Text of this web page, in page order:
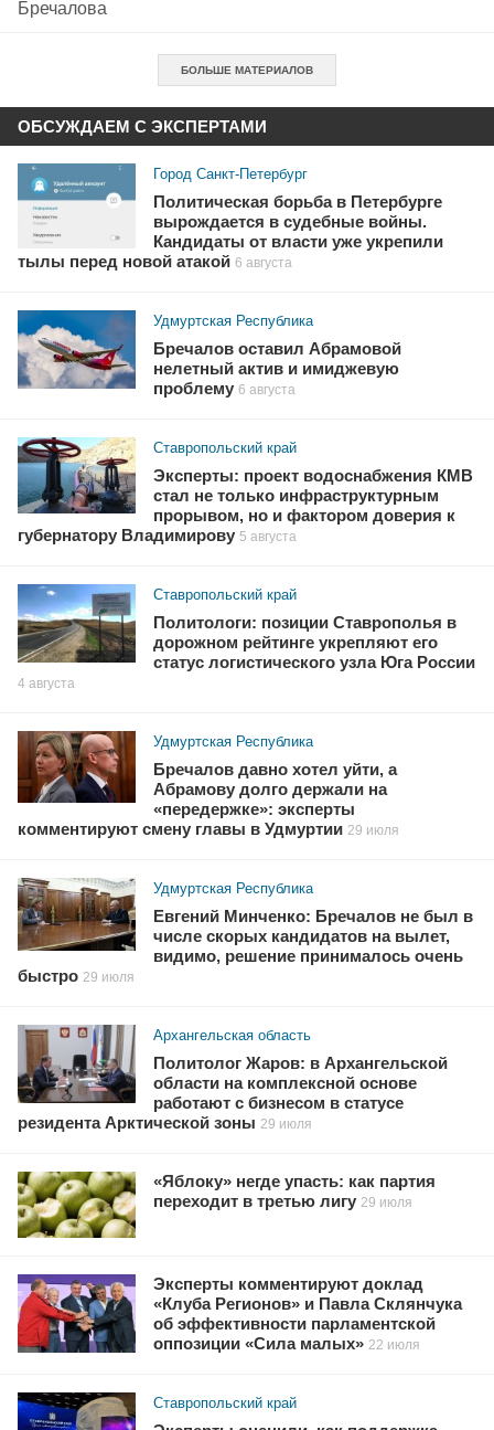
Бречалова
БОЛЬШЕ МАТЕРИАЛОВ
ОБСУЖДАЕМ С ЭКСПЕРТАМИ
Город Санкт-Петербург
Политическая борьба в Петербурге
вырождается в судебные войны.
Кандидаты от власти уже укрепили
тылы перед новой атакой 6 августа
Удмуртская Республика
Бречалов оставил Абрамовой
нелетный актив и имиджевую
проблему 6 августа
Ставропольский край
Эксперты: проект водоснабжения КМВ
стал не только инфраструктурным
прорывом, но и фактором доверия к
губернатору Владимирову 5 августа
Ставропольский край
Политологи: позиции Ставрополья в
дорожном рейтинге укрепляют его
статус логистического узла Юга России
4 августа
Удмуртская Республика
Бречалов давно хотел уйти, а
Абрамову долго держали на
«передержке»: эксперты
комментируют смену главы в Удмуртии 29 июля
Удмуртская Республика
Евгений Минченко: Бречалов не был в
числе скорых кандидатов на вылет,
видимо, решение принималось очень
быстро 29 июля
Архангельская область
Политолог Жаров: в Архангельской
области на комплексной основе
работают с бизнесом в статусе
резидента Арктической зоны 29 июля
«Яблоку» негде упасть: как партия
переходит в третью лигу 29 июля
Эксперты комментируют доклад
«Клуба Регионов» и Павла Склянчука
об эффективности парламентской
оппозиции «Сила малых» 22 июля
Ставропольский край